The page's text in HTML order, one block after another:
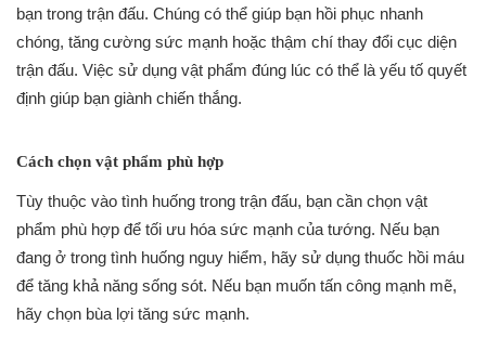
bạn trong trận đấu. Chúng có thể giúp bạn hồi phục nhanh
chóng, tăng cường sức mạnh hoặc thậm chí thay đổi cục diện
trận đấu. Việc sử dụng vật phẩm đúng lúc có thể là yếu tố quyết
định giúp bạn giành chiến thắng.
Cách chọn vật phẩm phù hợp
Tùy thuộc vào tình huống trong trận đấu, bạn cần chọn vật
phẩm phù hợp để tối ưu hóa sức mạnh của tướng. Nếu bạn
đang ở trong tình huống nguy hiểm, hãy sử dụng thuốc hồi máu
để tăng khả năng sống sót. Nếu bạn muốn tấn công mạnh mẽ,
hãy chọn bùa lợi tăng sức mạnh.